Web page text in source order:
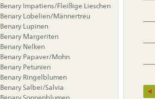
Benary Impatiens/Fleißige Lieschen
Benary Lobelien/Männertreu
Benary Lupinen
Benary Margeriten
Benary Nelken
Benary Papaver/Mohn
Benary Petunien
Benary Ringelblumen
Benary Salbei/Salvia